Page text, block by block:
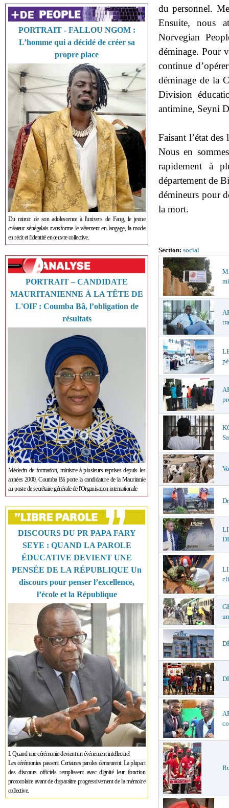
PORTRAIT - FALLOU NGOM :
L’homme qui a décidé de créer sa
propre place
Du miroir de son adolescence à l'univers de Fang, le jeune
créateur sénégalais transforme le vêtement en langage, la mode
en récit et l'identité en œuvre collective.
PORTRAIT – CANDIDATE
MAURITANIENNE À LA TÊTE DE
L'OIF : Coumba Bâ, l’obligation de
résultats
Médecin de formation, ministre à plusieurs reprises depuis les
années 2000, Coumba Bâ porte la candidature de la Mauritanie
au poste de secrétaire générale de l'Organisation internationale
DISCOURS DU PR PAPA FARY
SEYE : QUAND LA PAROLE
ÉDUCATIVE DEVIENT UNE
PENSÉE DE LA RÉPUBLIQUE Un
discours pour penser l’excellence,
l’école et la République
I. Quand une cérémonie devient un événement intellectuel
Les cérémonies passent. Certaines paroles demeurent. La plupart
des discours officiels remplissent avec dignité leur fonction
protocolaire avant de disparaître progressivement de la mémoire
collective.
du personnel.
Ensuite, nous
Norvegian
déminage. Pour
continue
déminage de la
Division
antimine, Seyni
Faisant l’état
Nous en
rapidement à
département de
démineurs pour
la mort.
Section: social